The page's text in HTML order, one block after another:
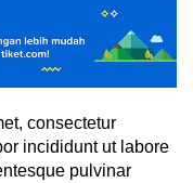
consectetur
incididunt ut labore
pulvinar